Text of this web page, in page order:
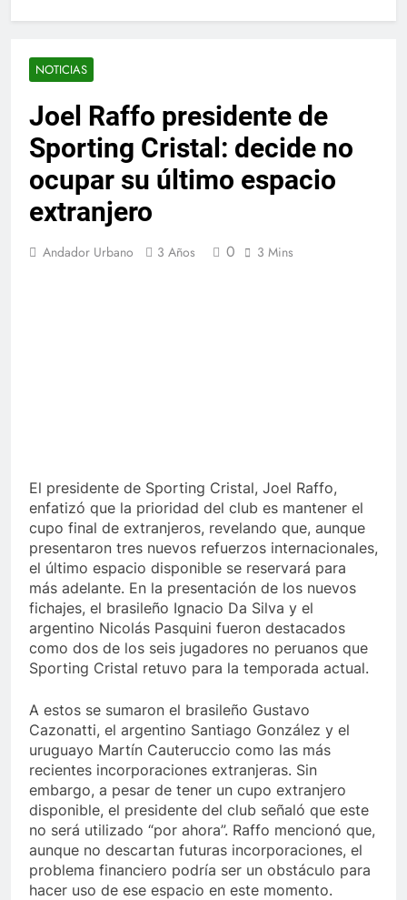
NOTICIAS
Joel Raffo presidente de
Sporting Cristal: decide no
ocupar su último espacio
extranjero
Andador Urbano 3 Años 0 3 Mins
El presidente de Sporting Cristal, Joel Raffo,
enfatizó que la prioridad del club es mantener el
cupo final de extranjeros, revelando que, aunque
presentaron tres nuevos refuerzos internacionales,
el último espacio disponible se reservará para
más adelante. En la presentación de los nuevos
fichajes, el brasileño Ignacio Da Silva y el
argentino Nicolás Pasquini fueron destacados
como dos de los seis jugadores no peruanos que
Sporting Cristal retuvo para la temporada actual.
A estos se sumaron el brasileño Gustavo
Cazonatti, el argentino Santiago González y el
uruguayo Martín Cauteruccio como las más
recientes incorporaciones extranjeras. Sin
embargo, a pesar de tener un cupo extranjero
disponible, el presidente del club señaló que este
no será utilizado “por ahora”. Raffo mencionó que,
aunque no descartan futuras incorporaciones, el
problema financiero podría ser un obstáculo para
hacer uso de ese espacio en este momento.